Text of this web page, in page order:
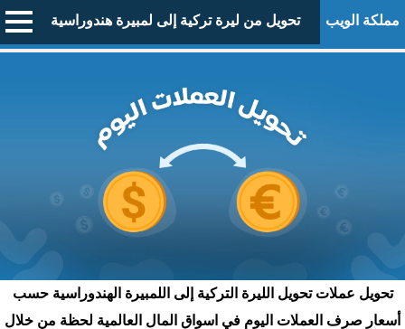
مملكة الويب تحويل من ليرة تركية إلى لمبيرة هندوراسية
تحويل عملات تحويل الليرة التركية إلى اللمبيرة الهندوراسية حسب
أسعار صرف العملات اليوم في اسواق المال العالمية لحظة من خلال